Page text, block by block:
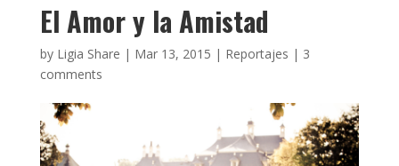
El Amor y la Amistad
by Ligia Share | Mar 13, 2015 | Reportajes | 3
comments